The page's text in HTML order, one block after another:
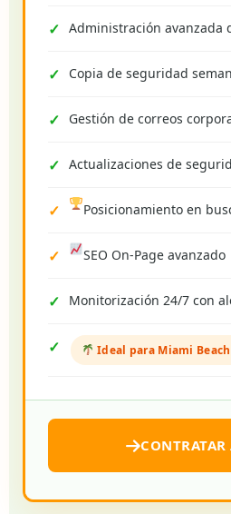
Administración avanzada
Copia de seguridad
Gestión de correos
Actualizaciones de
Posicionamiento en
SEO On-Page avanzado
Monitorización 24/7 con
Ideal para Miami